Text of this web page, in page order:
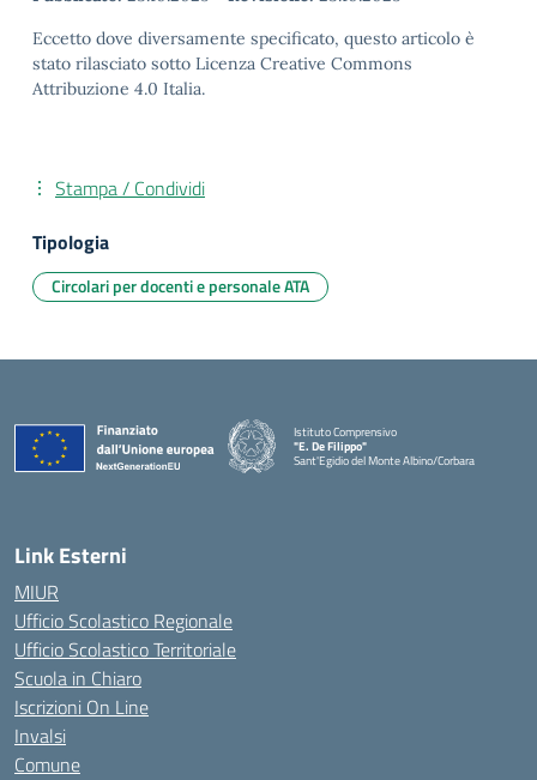
Eccetto dove diversamente specificato, questo articolo è
stato rilasciato sotto Licenza Creative Commons
Attribuzione 4.0 Italia.
Stampa / Condividi
Tipologia
Circolari per docenti e personale ATA
Istituto Comprensivo
"E. De Filippo"
Sant'Egidio del Monte Albino/Corbara
Link Esterni
MIUR
Ufficio Scolastico Regionale
Ufficio Scolastico Territoriale
Scuola in Chiaro
Iscrizioni On Line
Invalsi
Comune